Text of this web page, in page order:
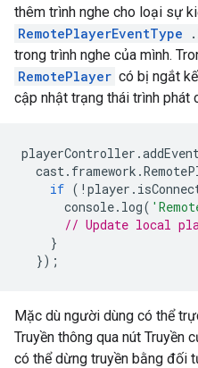
thêm trình nghe cho loại sự
RemotePlayerEventType
trong trình nghe của mình.
RemotePlayer có bị ngắt
cập nhật trạng thái trình phát
playerController .
cast. framework .
if ( ! player .
console. log(
// Update local
}
});
Mặc dù người dùng có thể
Truyền thông qua nút Truyền
có thể dừng truyền bằng đối